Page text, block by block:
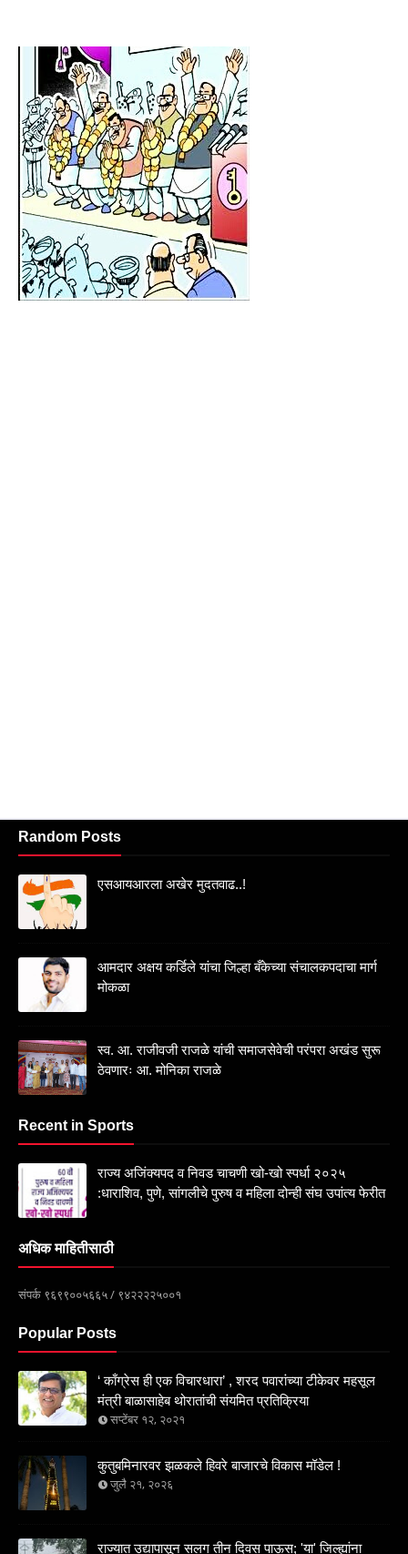
Random Posts
एसआयआरला अखेर मुदतवाढ..!
आमदार अक्षय कर्डिले यांचा जिल्हा बँकेच्या संचालकपदाचा मार्ग
मोकळा
स्व. आ. राजीवजी राजळे यांची समाजसेवेची परंपरा अखंड सुरू
ठेवणारः आ. मोनिका राजळे
Recent in Sports
राज्य अजिंक्यपद व निवड चाचणी खो-खो स्पर्धा २०२५
:धाराशिव, पुणे, सांगलीचे पुरुष व महिला दोन्ही संघ उपांत्य फेरीत
अधिक माहितीसाठी
संपर्क ९६९९००५६६५ / ९४२२२२५००१
Popular Posts
‘ काँग्रेस ही एक विचारधारा’ , शरद पवारांच्या टीकेवर महसूल
मंत्री बाळासाहेब थोरातांची संयमित प्रतिक्रिया
सप्टेंबर १२, २०२१
कुतुबमिनारवर झळकले हिवरे बाजारचे विकास मॉडेल !
जुलै २१, २०२६
राज्यात उद्यापासून सलग तीन दिवस पाऊस; 'या' जिल्ह्यांना